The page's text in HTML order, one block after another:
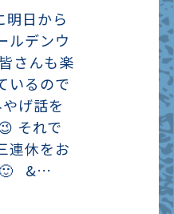
明日から
ルデンウ
さんも楽
いるので
げ話を
それで
連休をお
🙂 &…